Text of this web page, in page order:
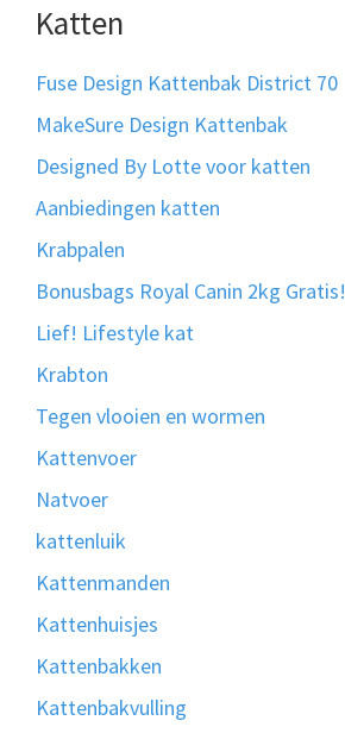
Katten
Fuse Design Kattenbak District 70
MakeSure Design Kattenbak
Designed By Lotte voor katten
Aanbiedingen katten
Krabpalen
Bonusbags Royal Canin 2kg Gratis!
Lief! Lifestyle kat
Krabton
Tegen vlooien en wormen
Kattenvoer
Natvoer
kattenluik
Kattenmanden
Kattenhuisjes
Kattenbakken
Kattenbakvulling